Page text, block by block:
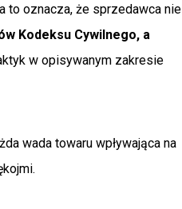
to oznacza, że sprzedawca nie
Kodeksu Cywilnego, a
w opisywanym zakresie
wada towaru wpływająca na